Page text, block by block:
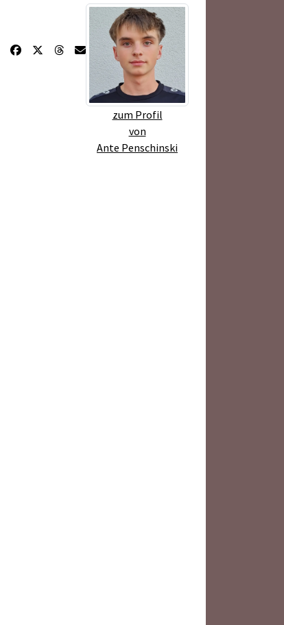
zum Profil
von
Ante Penschinski